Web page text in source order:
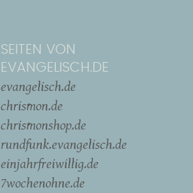
SEITEN VON
EVANGELISCH.DE
evangelisch.de
chrismon.de
chrismonshop.de
rundfunk.evangelisch.de
einjahrfreiwillig.de
7wochenohne.de